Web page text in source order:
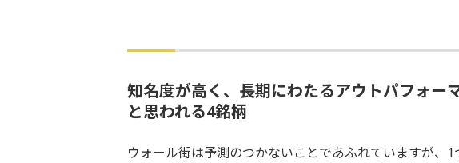
知名度が高く、長期にわたるアウトパフォー
と思われる4銘柄
ウォール街は予測のつかないことであふれていますが、